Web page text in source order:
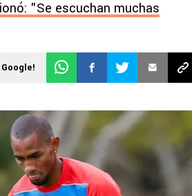
"Se escuchan muchas